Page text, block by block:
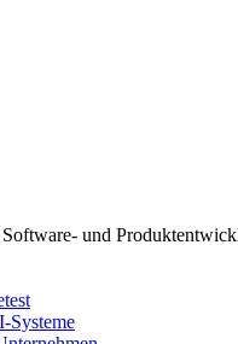
und
Systeme